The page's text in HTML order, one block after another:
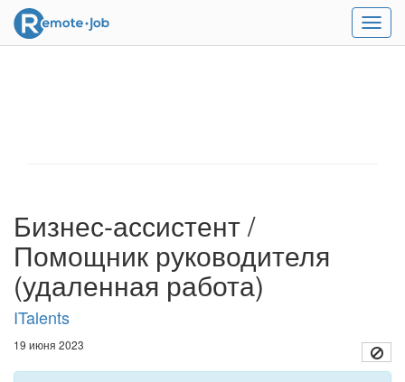
Меню
Бизнес-ассистент /
Помощник руководителя
(удаленная работа)
ITalents
19 июня 2023